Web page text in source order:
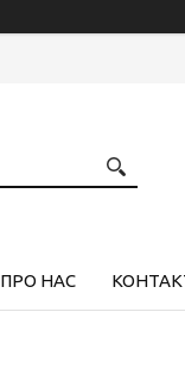
ПРО НАС